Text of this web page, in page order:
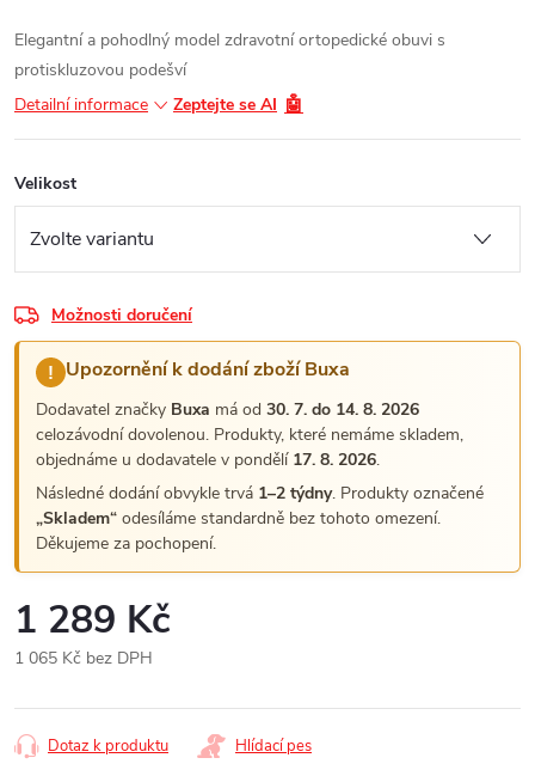
Elegantní a pohodlný model zdravotní ortopedické obuvi s
protiskluzovou podešví
Detailní informace
Zeptejte se AI 🤖
Velikost
Možnosti doručení
! Upozornění k dodání zboží Buxa
Dodavatel značky Buxa má od 30. 7. do 14. 8. 2026
celozávodní dovolenou. Produkty, které nemáme skladem,
objednáme u dodavatele v pondělí 17. 8. 2026.
Následné dodání obvykle trvá 1–2 týdny. Produkty označené
„Skladem“ odesíláme standardně bez tohoto omezení.
Děkujeme za pochopení.
1 289 Kč
1 065 Kč bez DPH
cena:
Dotaz k produktu Hlídací pes